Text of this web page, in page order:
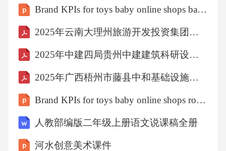
Brand KPIs for toys baby online shops babyone in germany-外文版培训课件（2025.2）
2025年云南大理州旅游开发投资集团有限责任公司招聘笔试参考题库含答案解析
2025年中建四局贵州中建建筑科研设计院有限公司招聘笔试参考题库含答案解析
2025年广西梧州市藤县中和基础设施投资有限公司招聘笔试参考题库含答案解析
Brand KPIs for toys baby online shops ropek in brazil-外文版培训课件（2025.2）
人教部编版二年级上册语文说课稿全册
河水创意美术课件